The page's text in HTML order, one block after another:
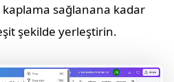
kaplama sağlanana kadar
şekilde yerleştirin.